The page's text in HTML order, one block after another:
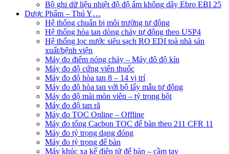
Bộ ghi dữ liệu nhiệt độ độ ẩm không dây Ebro EBI 25
Dược Phẩm – Thú Y…
Hệ thống chuẩn bị môi trường tự động
Hệ thống hòa tan dòng chảy tự động theo USP4
Hệ thống lọc nước siêu sạch RO EDI​​ toà nhà sản
xuất/bệnh viện
Máy đo điểm nóng chảy – Máy đô độ kín
Máy đo độ cứng viên thuốc
Máy đo độ hòa tan 8 – 14 vị trí
Máy đo độ hòa tan với bộ lấy mẫu tự động
Máy đo độ mài mòn viên – tỷ trọng bột
Máy đo độ tan rã
Máy đo TOC Online – Offline
Máy đo tổng Cacbon TOC để bàn theo 211 CFR 11
Máy đo tỷ trọng dạng đóng
Máy đo tỷ trọng để bàn
Máy khúc xạ kế điện tử để bàn – cầm tay